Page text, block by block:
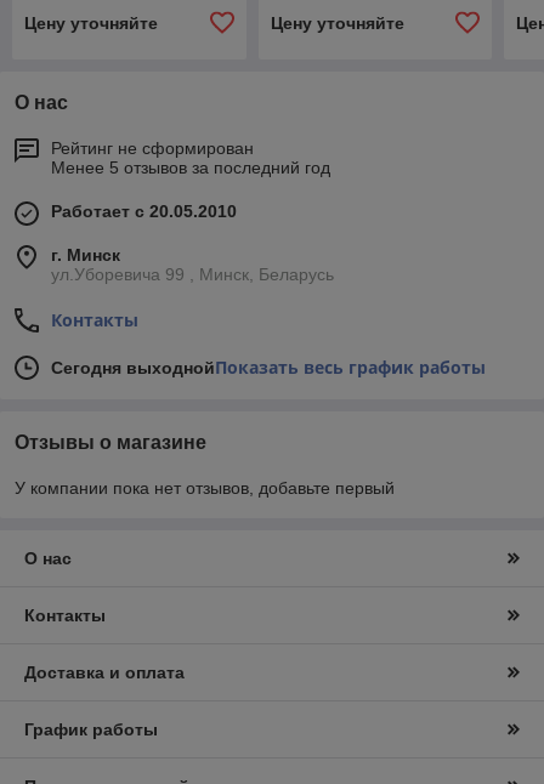
Цену уточняйте
двухступенчатый
Цену уточняйте
О нас
Рейтинг не сформирован
Менее 5 отзывов за последний год
Работает с 20.05.2010
г. Минск
ул.Уборевича 99 , Минск, Беларусь
Контакты
Сегодня выходнойПоказать весь график работы
Отзывы о магазине
У компании пока нет отзывов, добавьте первый
О нас
Контакты
Доставка и оплата
График работы